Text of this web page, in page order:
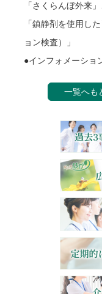
「さくらんぼ外来
「鎮静剤を使用し
ョン検査）」
●インフォメーショ
一覧へも